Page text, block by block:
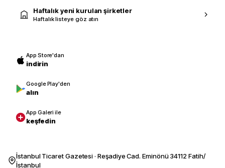
Haftalık yeni kurulan şirketler
Haftalık listeye göz atın
App Store'dan
indirin
Google Play'den
alın
App Galeri ile
keşfedin
İstanbul Ticaret Gazetesi · Reşadiye Cad. Eminönü 34112 Fatih/
İstanbul